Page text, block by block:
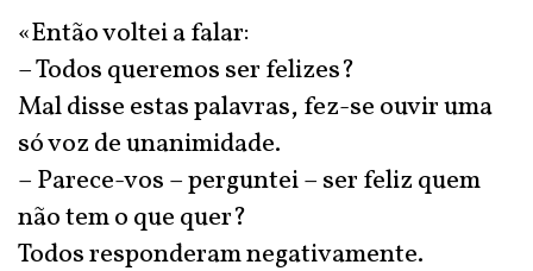
«Então voltei a falar:
– Todos queremos ser felizes?
Mal disse estas palavras, fez-se ouvir uma
só voz de unanimidade.
– Parece-vos – perguntei – ser feliz quem
não tem o que quer?
Todos responderam negativamente.